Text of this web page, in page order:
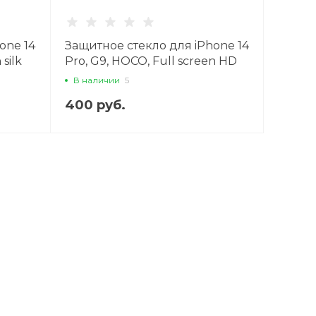
14
silk
Защитное стекло для iPhone 14
Pro, G9, HOCO, Full screen HD
tempered glass, черное
В наличии 5
400 руб.